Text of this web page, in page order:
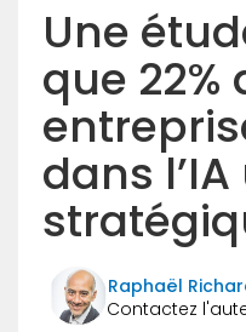
Une
que 22%
dans
Raphaël